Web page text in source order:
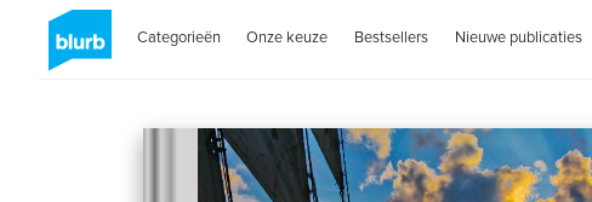
Categorieën Onze keuze Bestsellers Nieuwe publicaties